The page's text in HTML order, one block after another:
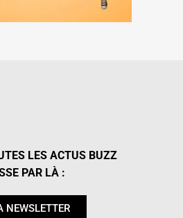
LES ACTUS BUZZ
PAR LÀ :
NEWSLETTER